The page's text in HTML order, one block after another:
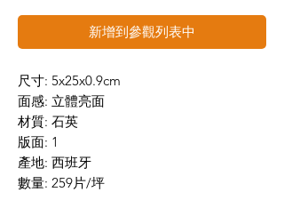
新增到參觀列表中
尺寸: 5x25x0.9cm
面感: 立體亮面
材質: 石英
版面: 1
產地: 西班牙
數量: 259片/坪